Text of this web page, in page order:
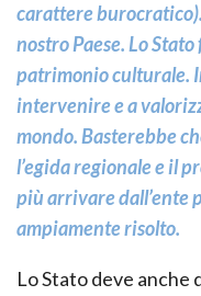
carattere
nostro Paese. Lo
patrimonio culturale.
intervenire e a
mondo. Basterebbe
l’egida regionale e il
più arrivare dall’ente
ampiamente risolto.
Lo Stato deve anche